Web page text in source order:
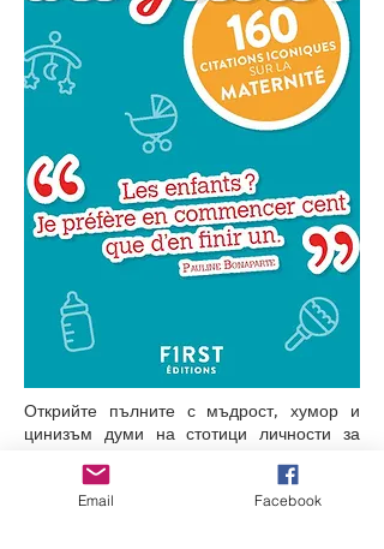
Открийте пълните с мъдрост, хумор и
цинизъм думи на стотици личности за
„Всеки път, когато искам да имам дете,
Email Facebook